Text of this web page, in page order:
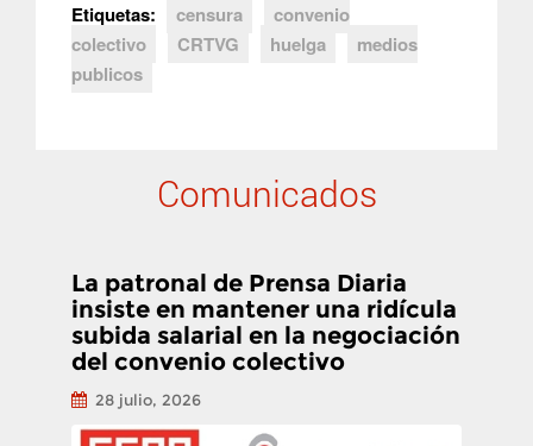
Etiquetas: censura
convenio
colectivo
CRTVG huelga
medios
publicos
Comunicados
La patronal de Prensa Diaria
insiste en mantener una ridícula
subida salarial en la negociación
del convenio colectivo
28 julio, 2026